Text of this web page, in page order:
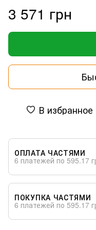
3 571 грн
В избранное
ОПЛАТА ЧАСТЯМИ
6 платежей по 595.17
ПОКУПКА ЧАСТЯМИ
6 платежей по 595.17